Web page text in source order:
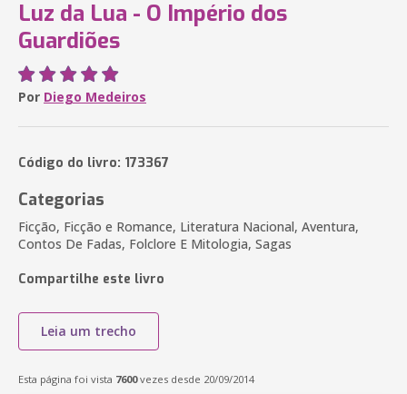
Luz da Lua - O Império dos
Guardiões
Por Diego Medeiros
Código do livro: 173367
Categorias
Ficção, Ficção e Romance, Literatura Nacional, Aventura,
Contos De Fadas, Folclore E Mitologia, Sagas
Compartilhe este livro
Leia um trecho
Esta página foi vista 7600vezes desde 20/09/2014